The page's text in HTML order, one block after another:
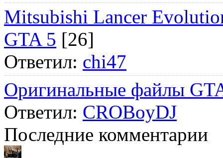
Mitsubishi Lancer
GTA 5 [26]
Ответил: chi47
Оригинальные файлы
Ответил: CROBoyDJ
Последние комментарии